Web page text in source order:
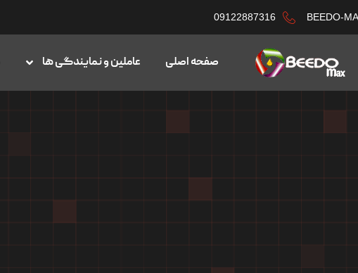
BEEDO-
09122887316
صفحه اصلی عاملین و نمایندگی ها